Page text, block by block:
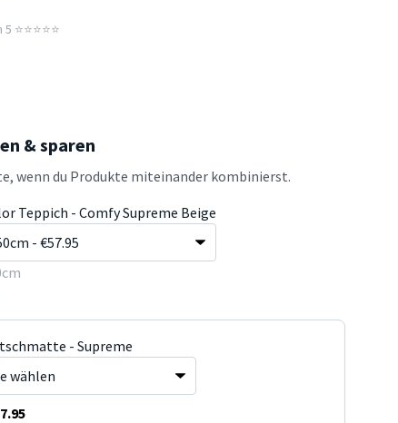
& sparen
wenn du Produkte miteinander kombinierst.
Teppich - Comfy Supreme Beige
- Supreme